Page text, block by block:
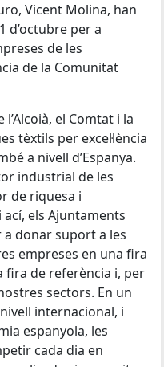
Vicent Molina, han
d’octubre per a
de les
de la Comunitat
el Comtat i la
tèxtils per excel·lència
a nivell d’Espanya.
industrial de les
de riquesa i
ací, els Ajuntaments
a donar suport a les
empreses en una fira
fira de referència i, per
sectors. En un
internacional, i
espanyola, les
cada dia en